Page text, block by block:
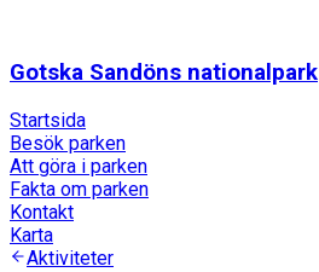
Gotska Sandöns nationalpark
Startsida
Besök parken
Att göra i parken
Fakta om parken
Kontakt
Karta
Aktiviteter